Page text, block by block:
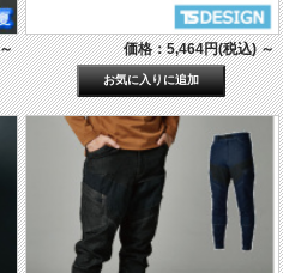
価格：5,464円(税込)～